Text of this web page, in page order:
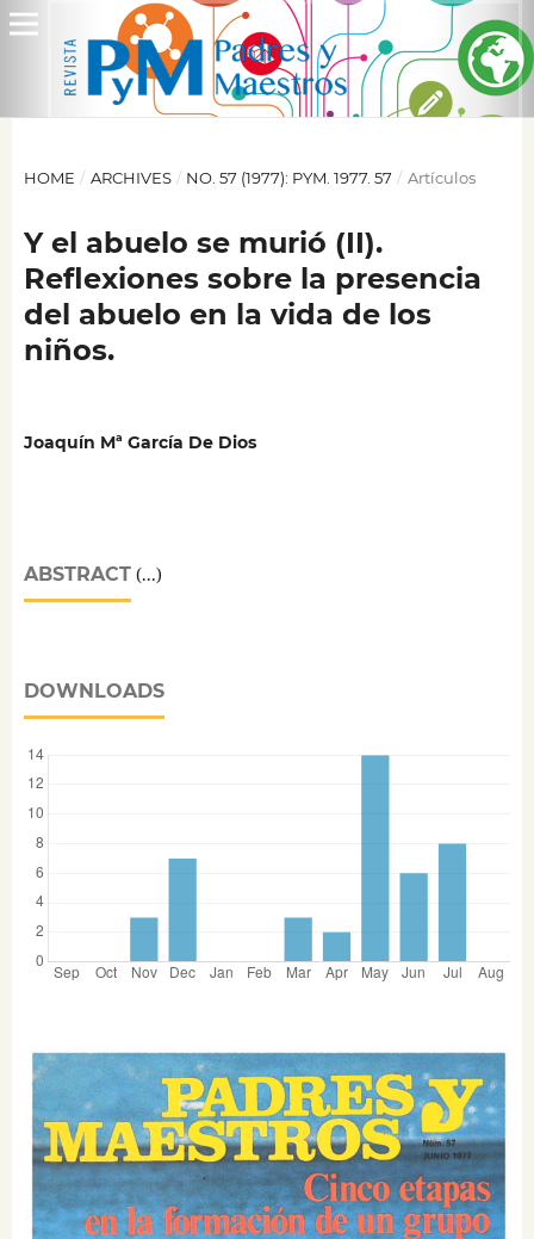
HOME / ARCHIVES / NO. 57 (1977): PYM. 1977. 57 / Artículos
Y el abuelo se murió (II).
Reflexiones sobre la presencia
del abuelo en la vida de los
niños.
Joaquín Mª García De Dios
ABSTRACT(...)
DOWNLOADS